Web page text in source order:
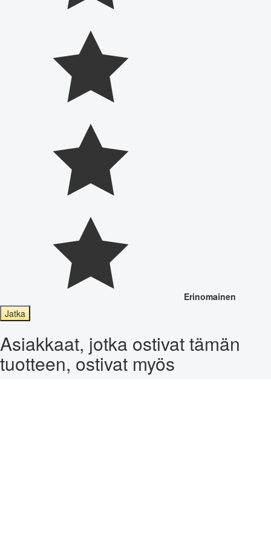
Erinomainen
Jatka
Asiakkaat, jotka ostivat tämän
tuotteen, ostivat myös